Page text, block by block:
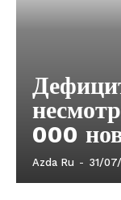
000
Azda Ru - 31/